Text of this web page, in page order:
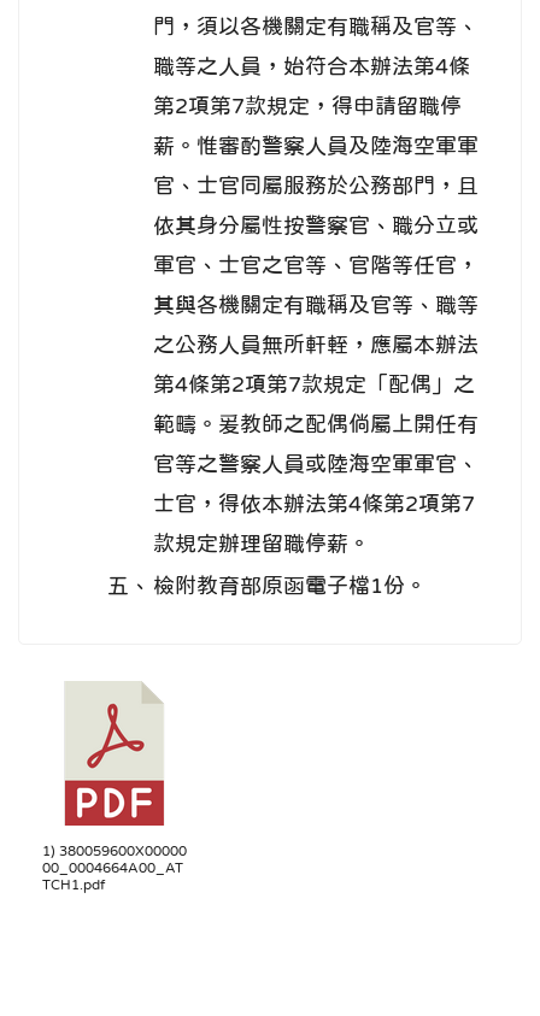
門，須以各機關定有職稱及官等、
職等之人員，始符合本辦法第4條
第2項第7款規定，得申請留職停
薪。惟審酌警察人員及陸海空軍軍
官、士官同屬服務於公務部門，且
依其身分屬性按警察官、職分立或
軍官、士官之官等、官階等任官，
其與各機關定有職稱及官等、職等
之公務人員無所軒輊，應屬本辦法
第4條第2項第7款規定「配偶」之
範疇。爰教師之配偶倘屬上開任有
官等之警察人員或陸海空軍軍官、
士官，得依本辦法第4條第2項第7
款規定辦理留職停薪。
五、 檢附教育部原函電子檔1份。
1) 380059600X00000
00_0004664A00_AT
TCH1.pdf